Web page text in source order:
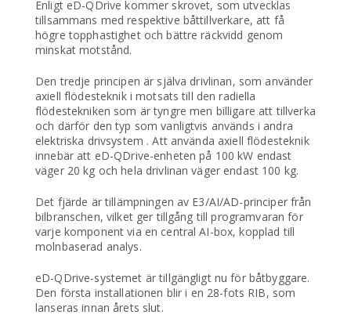
Enligt eD-QDrive kommer skrovet, som utvecklas
tillsammans med respektive båttillverkare, att få
högre topphastighet och bättre räckvidd genom
minskat motstånd.
Den tredje principen är själva drivlinan, som använder
axiell flödesteknik i motsats till den radiella
flödestekniken som är tyngre men billigare att tillverka
och därför den typ som vanligtvis används i andra
elektriska drivsystem . Att använda axiell flödesteknik
innebär att eD-QDrive-enheten på 100 kW endast
väger 20 kg och hela drivlinan väger endast 100 kg.
Det fjärde är tillämpningen av E3/AI/AD-principer från
bilbranschen, vilket ger tillgång till programvaran för
varje komponent via en central AI-box, kopplad till
molnbaserad analys.
eD-QDrive-systemet är tillgängligt nu för båtbyggare.
Den första installationen blir i en 28-fots RIB, som
lanseras innan årets slut.